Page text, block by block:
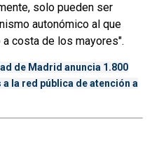
solo pueden ser
autonómico al que
costa de los mayores".
de Madrid anuncia 1.800
la red pública de atención a